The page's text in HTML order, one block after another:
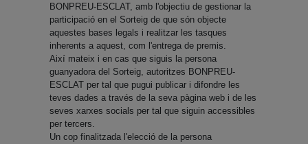
BONPREU-ESCLAT, amb l'objectiu de gestionar la
participació en el Sorteig de que són objecte
aquestes bases legals i realitzar les tasques
inherents a aquest, com l'entrega de premis.
Així mateix i en cas que siguis la persona
guanyadora del Sorteig, autoritzes BONPREU-
ESCLAT per tal que pugui publicar i difondre les
teves dades a través de la seva pàgina web i de les
seves xarxes socials per tal que siguin accessibles
per tercers.
Un cop finalitzada l'elecció de la persona